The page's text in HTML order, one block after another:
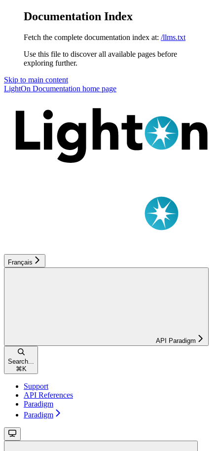
Documentation Index
Fetch the complete documentation index at: /llms.txt
Use this file to discover all available pages before
exploring further.
Skip to main content
LightOn Documentation home page
Français
API Paradigm
Search...
⌘ K
Support
API References
Paradigm
Paradigm